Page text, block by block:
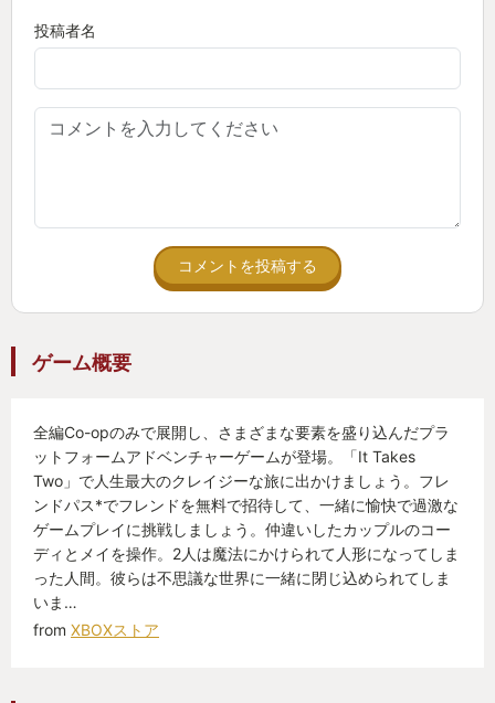
投稿者名
コメントを投稿する
ゲーム概要
全編Co-opのみで展開し、さまざまな要素を盛り込んだプラ
ットフォームアドベンチャーゲームが登場。「It Takes
Two」で人生最大のクレイジーな旅に出かけましょう。フレ
ンドパス*でフレンドを無料で招待して、一緒に愉快で過激な
ゲームプレイに挑戦しましょう。仲違いしたカップルのコー
ディとメイを操作。2人は魔法にかけられて人形になってしま
った人間。彼らは不思議な世界に一緒に閉じ込められてしま
いま…
from XBOXストア